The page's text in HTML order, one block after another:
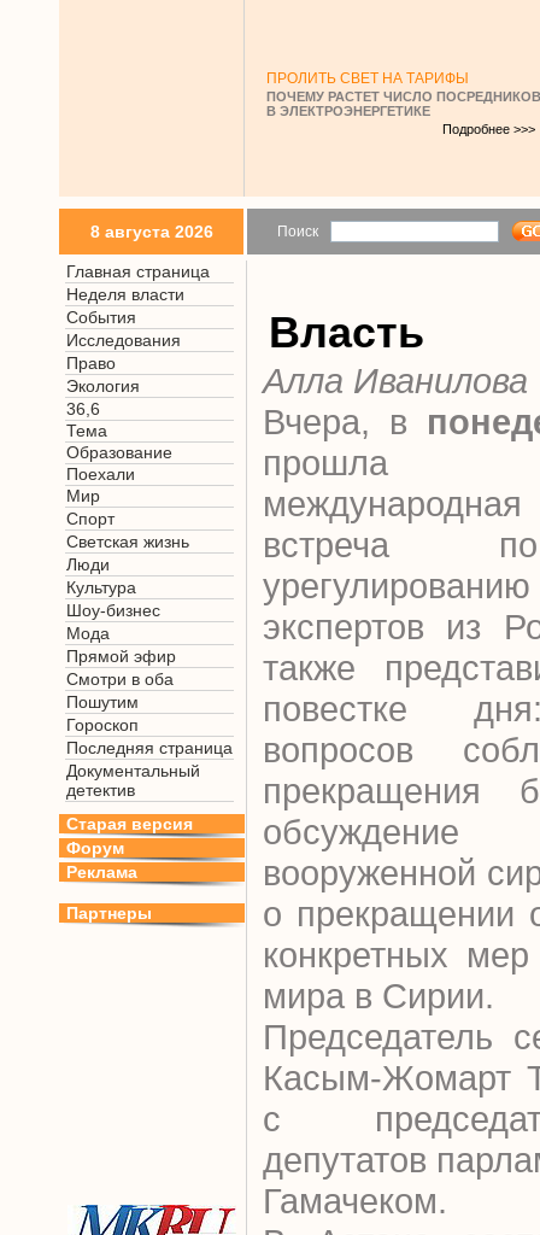
ПРОЛИТЬ СВЕТ НА ТАРИФЫ
ПОЧЕМУ РАСТЕТ ЧИСЛО ПОСРЕДНИКОВ
В ЭЛЕКТРОЭНЕРГЕТИКЕ
Подробнее >>>
8 августа 2026 Поиск
Главная страница
Неделя власти
События
Исследования
Право
Экология
36,6
Тема
Образование
Поехали
Мир
Спорт
Светская жизнь
Люди
Культура
Шоу-бизнес
Мода
Прямой эфир
Смотри в оба
Пошутим
Гороскоп
Последняя страница
Документальный
детектив
Старая версия
Форум
Реклама
Партнеры
Власть
Алла Иванилова
Вчера, в
прошла
встреча
экспертов из
также
повестке
вопросов
прекращения
вооруженной
о прекращении
конкретных
мира в Сирии.
Председатель
Касым-Жомарт
с
депутатов
Гамачеком.